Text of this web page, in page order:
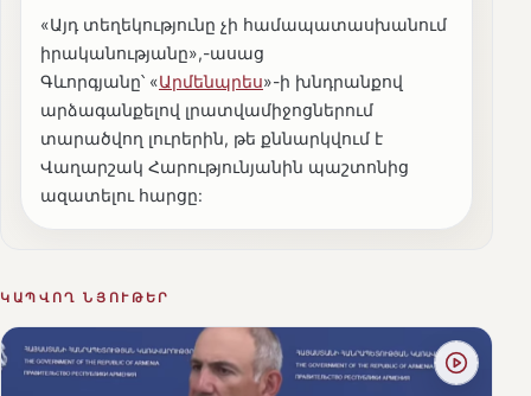
«Այդ տեղեկությունը չի համապատասխանում
իրականությանը»,-ասաց
Գևորգյանը՝ «Արմենպրես»-ի խնդրանքով
արձագանքելով լրատվամիջոցներում
տարածվող լուրերին, թե քննարկվում է
Վաղարշակ Հարությունյանին պաշտոնից
ազատելու հարցը:
ԿԱՊՎՈՂ ՆՅՈՒԹԵՐ